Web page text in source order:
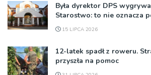
Była dyrektor DPS
Starostwo: to nie oznacza
15 LIPCA 2026
12-latek spadł z roweru.
przyszła na pomoc